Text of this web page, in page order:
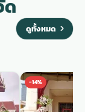
ด
ดูทั้งหมด
-14%